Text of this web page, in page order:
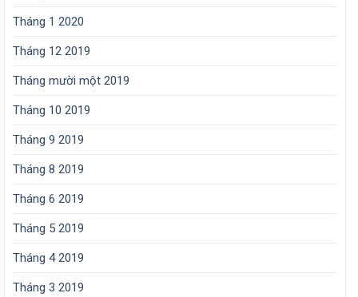
Tháng 1 2020
Tháng 12 2019
Tháng mười một 2019
Tháng 10 2019
Tháng 9 2019
Tháng 8 2019
Tháng 6 2019
Tháng 5 2019
Tháng 4 2019
Tháng 3 2019